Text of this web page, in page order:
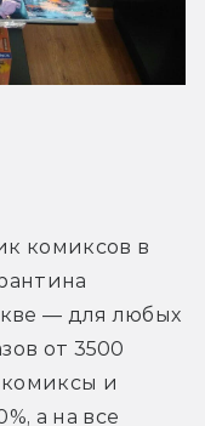
комиксов в
— для любых
от 3500
и
а на все